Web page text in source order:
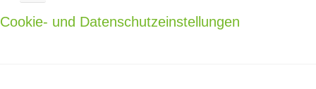
Cookie- und Datenschutzeinstellungen